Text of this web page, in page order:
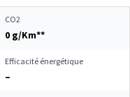
CO2
0 g/Km**
Efficacité énergétique
–